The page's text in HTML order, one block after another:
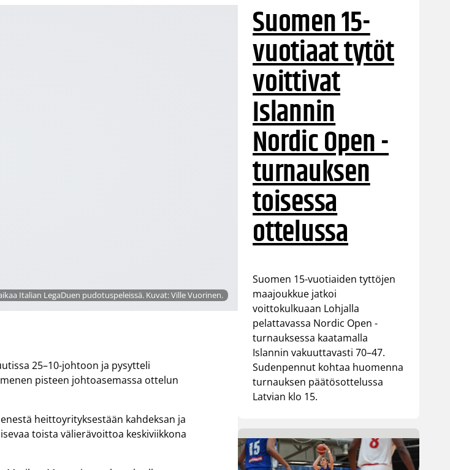
Italian LegaDuen pudotuspeleissä. Kuvat: Ville Vuorinen.
25–10-johtoon ja pysytteli
pisteen johtoasemassa ottelun
heittoyrityksestään kahdeksan ja
toista välierävoittoa keskiviikkona
Suomen 15-
vuotiaat tytöt
voittivat
Islannin
Nordic Open -
turnauksen
toisessa
ottelussa
Suomen 15-vuotiaiden tyttöjen
maajoukkue jatkoi
voittokulkuaan Lohjalla
pelattavassa Nordic Open -
turnauksessa kaatamalla
Islannin vakuuttavasti 70–47.
Sudenpennut kohtaa huomenna
turnauksen päätösottelussa
Latvian klo 15.